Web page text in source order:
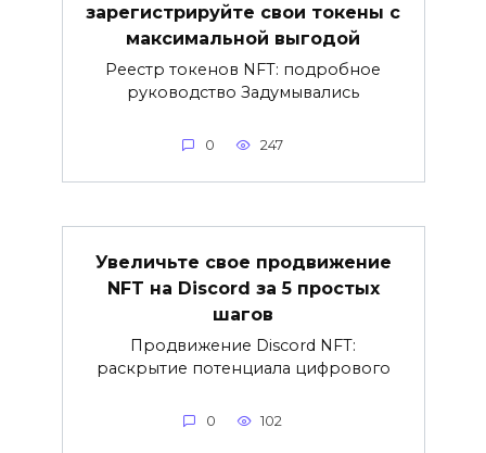
зарегистрируйте свои токены с
максимальной выгодой
Реестр токенов NFT: подробное
руководство Задумывались
0 247
Увеличьте свое продвижение
NFT на Discord за 5 простых
шагов
Продвижение Discord NFT:
раскрытие потенциала цифрового
0 102